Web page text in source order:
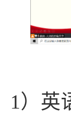
1）英